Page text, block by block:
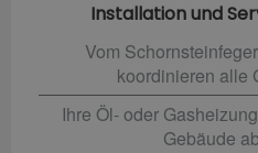
Installation und
Vom
koordinieren alle
Ihre Öl- oder
Gebäude